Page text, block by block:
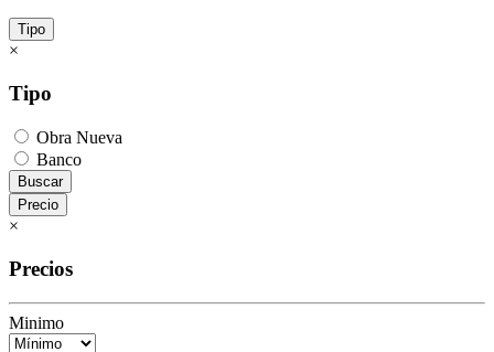
Tipo
×
Tipo
Obra Nueva
Banco
Buscar
Precio
×
Precios
Minimo